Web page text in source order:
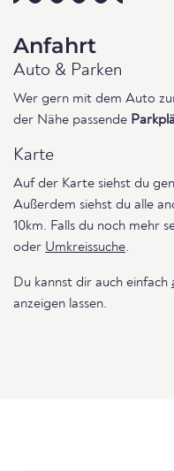
Anfahrt
Auto & Parken
Wer gern mit dem Auto
der Nähe passende
Karte
Auf der Karte siehst du
Außerdem siehst du alle
10km. Falls du noch mehr
oder Umkreissuche.
Du kannst dir auch einfach
anzeigen lassen.